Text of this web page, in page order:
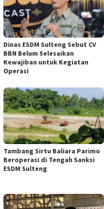
Dinas ESDM Sulteng Sebut CV
BBN Belum Selesaikan
Kewajiban untuk Kegiatan
Operasi
Tambang Sirtu Baliara Parimo
Beroperasi di Tengah Sanksi
ESDM Sulteng